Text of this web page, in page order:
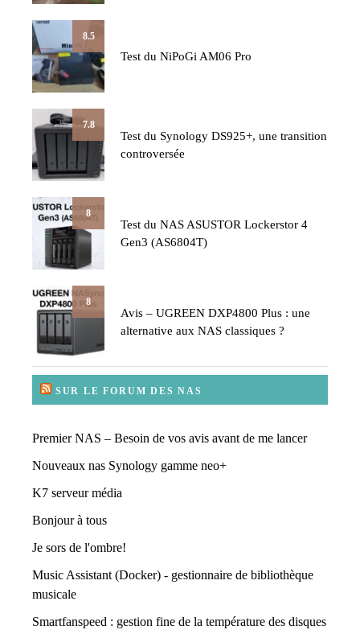
8.5
Test du NiPoGi AM06 Pro
7.8
Test du Synology DS925+, une transition
controversée
8
Test du NAS ASUSTOR Lockerstor 4
Gen3 (AS6804T)
8
Avis – UGREEN DXP4800 Plus : une
alternative aux NAS classiques ?
SUR LE FORUM DES NAS
Premier NAS – Besoin de vos avis avant de me lancer
Nouveaux nas Synology gamme neo+
K7 serveur média
Bonjour à tous
Je sors de l'ombre!
Music Assistant (Docker) - gestionnaire de bibliothèque
musicale
Smartfanspeed : gestion fine de la température des disques